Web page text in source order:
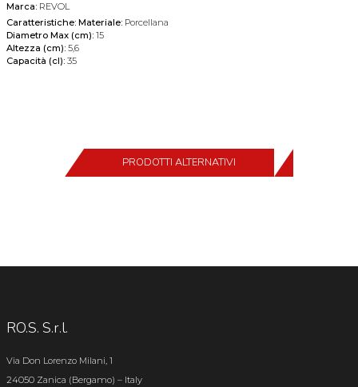
Marca: REVOL
Caratteristiche: Materiale: Porcellana
Diametro Max (cm): 15
Altezza (cm): 5,6
Capacità (cl): 35
PRODOTTI ALTERNATIVI
RO.S. S.r.l.
Via Don Lorenzo Milani, 1
24050 Zanica (Bergamo) – Italy